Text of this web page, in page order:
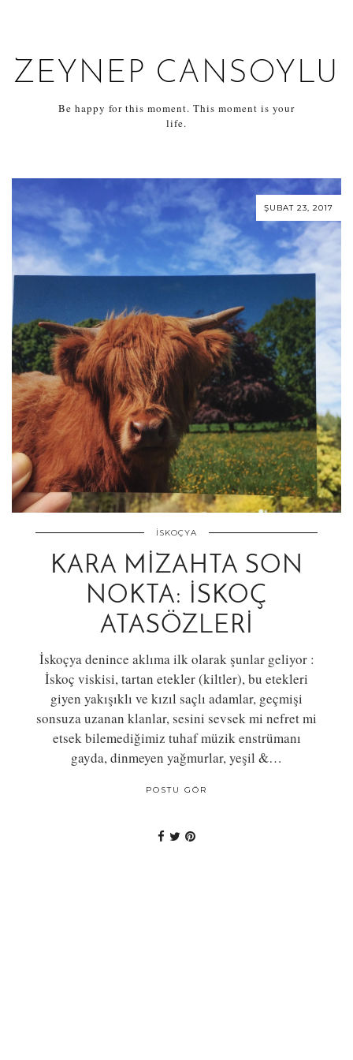
ZEYNEP CANSOYLU
Be happy for this moment. This moment is your
life.
ŞUBAT 23, 2017
İSKOÇYA
KARA MIZAHTA SON
NOKTA: İSKOÇ
ATASÖZLERI
İskoçya denince aklıma ilk olarak şunlar geliyor :
İskoç viskisi, tartan etekler (kiltler), bu etekleri
giyen yakışıklı ve kızıl saçlı adamlar, geçmişi
sonsuza uzanan klanlar, sesini sevsek mi nefret mi
etsek bilemediğimiz tuhaf müzik enstrümanı
gayda, dinmeyen yağmurlar, yeşil &…
POSTU GÖR